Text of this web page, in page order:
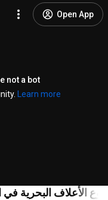
Open App
not a bot
Learn more
الأعلاف البحرية في